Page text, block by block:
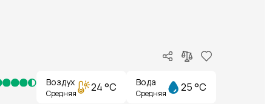
Воздух
Средняя 24 °C Вода
Средняя 25 °C